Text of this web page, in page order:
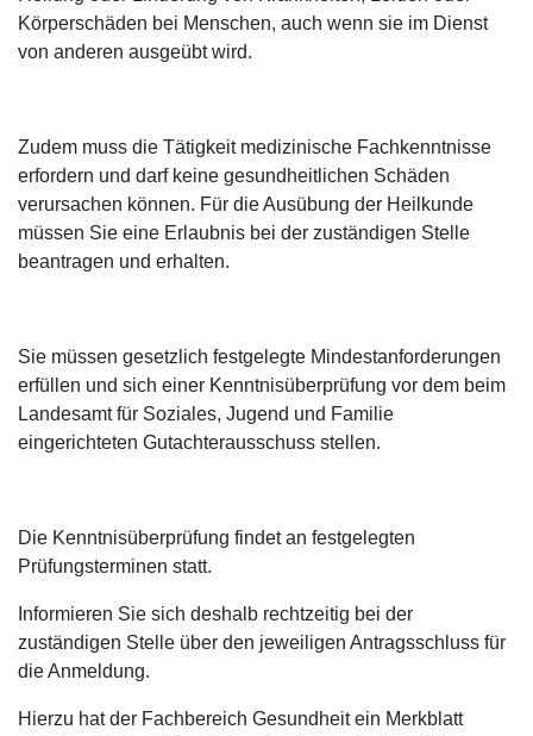
Körperschäden bei Menschen, auch wenn sie im Dienst
von anderen ausgeübt wird.
Zudem muss die Tätigkeit medizinische Fachkenntnisse
erfordern und darf keine gesundheitlichen Schäden
verursachen können. Für die Ausübung der Heilkunde
müssen Sie eine Erlaubnis bei der zuständigen Stelle
beantragen und erhalten.
Sie müssen gesetzlich festgelegte Mindestanforderungen
erfüllen und sich einer Kenntnisüberprüfung vor dem beim
Landesamt für Soziales, Jugend und Familie
eingerichteten Gutachterausschuss stellen.
Die Kenntnisüberprüfung findet an festgelegten
Prüfungsterminen statt.
Informieren Sie sich deshalb rechtzeitig bei der
zuständigen Stelle über den jeweiligen Antragsschluss für
die Anmeldung.
Hierzu hat der Fachbereich Gesundheit ein Merkblatt